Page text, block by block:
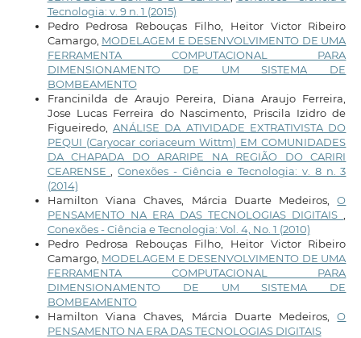
Tecnologia: v. 9 n. 1 (2015)
Pedro Pedrosa Rebouças Filho, Heitor Victor Ribeiro
Camargo, MODELAGEM E DESENVOLVIMENTO DE UMA
FERRAMENTA COMPUTACIONAL PARA
DIMENSIONAMENTO DE UM SISTEMA DE
BOMBEAMENTO
Francinilda de Araujo Pereira, Diana Araujo Ferreira,
Jose Lucas Ferreira do Nascimento, Priscila Izidro de
Figueiredo, ANÁLISE DA ATIVIDADE EXTRATIVISTA DO
PEQUI (Caryocar coriaceum Wittm) EM COMUNIDADES
DA CHAPADA DO ARARIPE NA REGIÃO DO CARIRI
CEARENSE
,Conexões - Ciência e Tecnologia: v. 8 n. 3
(2014)
Hamilton Viana Chaves, Márcia Duarte Medeiros,O
PENSAMENTO NA ERA DAS TECNOLOGIAS DIGITAIS
Conexões - Ciência e Tecnologia: Vol. 4, No. 1 (2010)
Pedro Pedrosa Rebouças Filho, Heitor Victor Ribeiro
Camargo, MODELAGEM E DESENVOLVIMENTO DE UMA
FERRAMENTA COMPUTACIONAL PARA
DIMENSIONAMENTO DE UM SISTEMA DE
BOMBEAMENTO
Hamilton Viana Chaves, Márcia Duarte Medeiros,O
PENSAMENTO NA ERA DAS TECNOLOGIAS DIGITAIS